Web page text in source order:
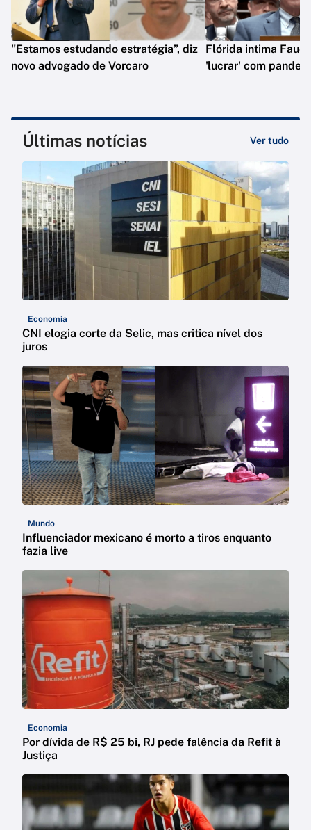
"Estamos estudando estratégia”, diz
novo advogado de Vorcaro
Flórida intima
'lucrar' com
Últimas notícias Ver tudo
Economia
CNI elogia corte da Selic, mas critica nível dos
juros
Mundo
Influenciador mexicano é morto a tiros enquanto
fazia live
Economia
Por dívida de R$ 25 bi, RJ pede falência da Refit à
Justiça